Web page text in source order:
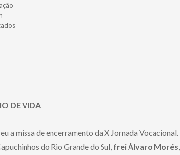
DE VIDA
a missa de encerramento da X Jornada Vocacional.
do Rio Grande do Sul, frei Álvaro Morés,